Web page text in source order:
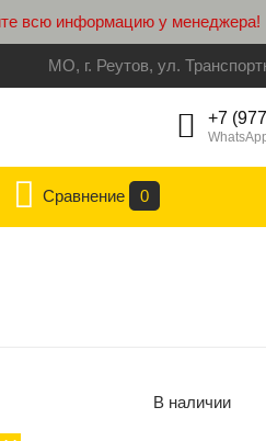
всю информацию у менеджера!
МО, г. Реутов, ул.
+7
Сравнение 0
В наличии